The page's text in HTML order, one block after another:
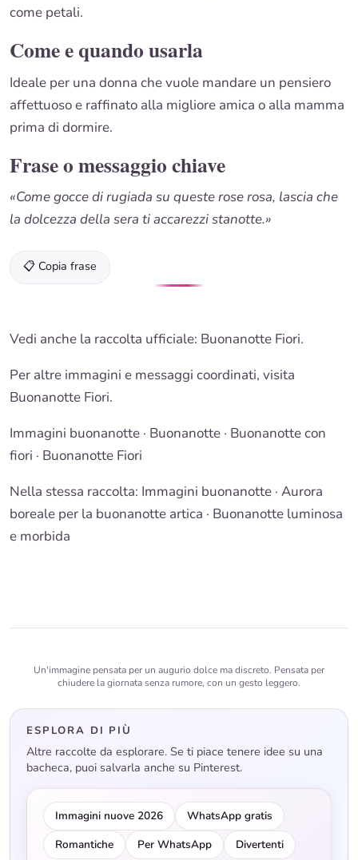
come petali.
Come e quando usarla
Ideale per una donna che vuole mandare un pensiero
affettuoso e raffinato alla migliore amica o alla mamma
prima di dormire.
Frase o messaggio chiave
«Come gocce di rugiada su queste rose rosa, lascia che
la dolcezza della sera ti accarezzi stanotte.»
📋 Copia frase
Vedi anche la raccolta ufficiale: Buonanotte Fiori.
Per altre immagini e messaggi coordinati, visita
Buonanotte Fiori.
Immagini buonanotte · Buonanotte · Buonanotte con
fiori · Buonanotte Fiori
Nella stessa raccolta: Immagini buonanotte · Aurora
boreale per la buonanotte artica · Buonanotte luminosa
e morbida
Un'immagine pensata per un augurio dolce ma discreto. Pensata per
chiudere la giornata senza rumore, con un gesto leggero.
ESPLORA DI PIÙ
Altre raccolte da esplorare. Se ti piace tenere idee su una
bacheca, puoi salvarla anche su Pinterest.
Immagini nuove 2026
WhatsApp gratis
Romantiche
Per WhatsApp Divertenti